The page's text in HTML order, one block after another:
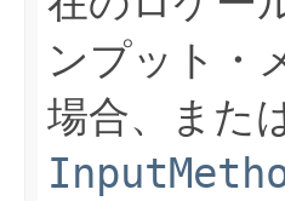
ンプット・
場合、また